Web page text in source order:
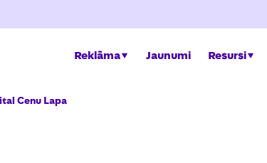
Reklāma Jaunumi Resursi
Cenu Lapa